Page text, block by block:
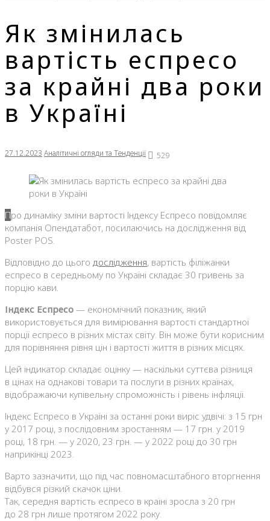
Як змінилась
вартість еспресо
за крайні два роки
в Україні
27.12.2023 Аналітичні огляди та Тенденції 529
Про динаміку зміни вартості Індексу Еспресо повідомляє
компанія Опендатабот, посилаючись на дослідження від
Poster POS.
Відповідно до цього дослідження, вартість філіжанки
еспресо в середньому по Україні складає 30 гривень за
порцію кави.
Індекс Еспресо — економічний показник, який
використовується для вимірювання вартості стандартної
порції еспресо в різних містах світу. Він може бути корисним
для порівняння рівня цін і вартості життя в різних місцях.
Цей індикатор складає оцінку — наскільки суттєва різниця
в цінах на однакові товари та послуги в різних країнах,
відображаючи купівельну спроможність і рівень інфляції.
Індекс Еспресо в Україні за останні роки виріс удвічі: з 15 грн
у 2017 році, з послідовним зростанням — 17 грн. у 2019
році, 18 грн. — у 2020, 23 грн. — у 2022 році до 30 грн
наприкінці 2023.
Варто зазначити, що під час повномасштабного вторгнення
відбувся різкий скачок ціни.
Так, середня вартість еспресо в країні зросла з 20 грн
до 28 грн лише протягом 2022 року.